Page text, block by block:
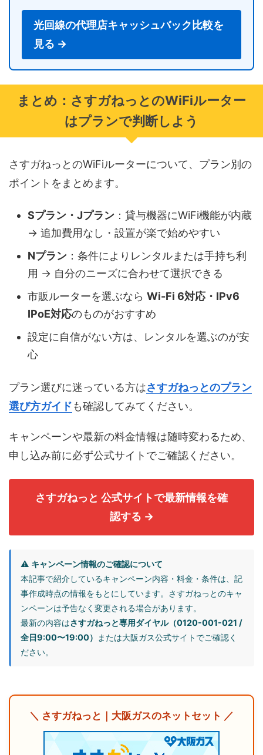
光回線の代理店キャッシュバック比較を
見る →
まとめ：さすガねっとのWiFiルーター
はプランで判断しよう
さすガねっとのWiFiルーターについて、プラン別の
ポイントをまとめます。
Sプラン・Jプラン ：貸与機器にWiFi機能が内蔵
→ 追加費用なし・設置が楽で始めやすい
Nプラン ：条件によりレンタルまたは手持ち利
用 → 自分のニーズに合わせて選択できる
市販ルーターを選ぶなら Wi-Fi 6対応・IPv6
IPoE対応のものがおすすめ
設定に自信がない方は、レンタルを選ぶのが安
心
プラン選びに迷っている方はさすガねっとのプラン
選び方ガイドも確認してみてください。
キャンペーンや最新の料金情報は随時変わるため、
申し込み前に必ず公式サイトでご確認ください。
さすガねっと 公式サイトで最新情報を確
認する →
⚠️ キャンペーン情報のご確認について
本記事で紹介しているキャンペーン内容・料金・条件は、記
事作成時点の情報をもとにしています。さすガねっとのキャ
ンペーンは予告なく変更される場合があります。
最新の内容はさすガねっと専用ダイヤル（0120-001-021 /
全日9:00〜19:00）
または大阪ガス公式サイトでご確認く
ださい。
＼ さすガねっと｜大阪ガスのネットセット ／